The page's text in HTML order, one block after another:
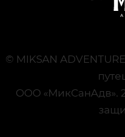
© MIKSAN
ООО «МикСанАдв».